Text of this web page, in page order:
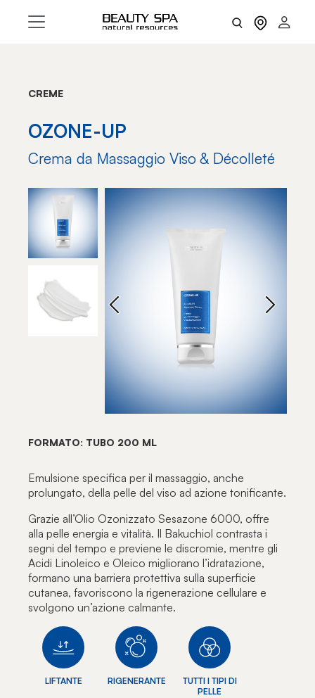
CREME
OZONE-UP
Crema da Massaggio Viso & Décolleté
FORMATO: TUBO 200 ML
Emulsione specifica per il massaggio, anche
prolungato, della pelle del viso ad azione tonificante.
Grazie all’Olio Ozonizzato Sesazone 6000, offre
alla pelle energia e vitalità. Il Bakuchiol contrasta i
segni del tempo e previene le discromie, mentre gli
Acidi Linoleico e Oleico migliorano l’idratazione,
formano una barriera protettiva sulla superficie
cutanea, favoriscono la rigenerazione cellulare e
svolgono un’azione calmante.
LIFTANTE RIGENERANTE
TUTTI I TIPI DI
PELLE